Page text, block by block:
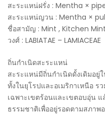
สะระแหน่ฝรั่ง : Mentha ×
สะระแหน่ญวน : Mentha ×
ชื่อสามัญ : Mint , Kitchen
วงศ์ : LABIATAE – LAMIACEAE
ถิ่นกำเนิดสะระแหน่
สะระแหน่มีถิ่นกำเนิดดั้งเดิมอยู่
ทั้งในยุโรปและอเมริกาเหนือ
เฉพาะเขตร้อนและเขตอบอุ่น
ธรรมชาติเพื่ออยู่รอดตามสภาพ